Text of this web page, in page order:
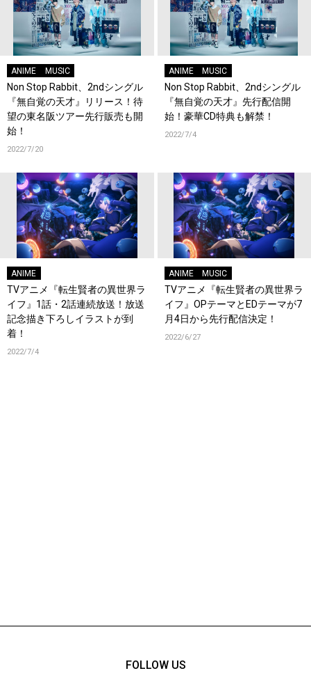
ANIME MUSIC
Non Stop Rabbit、2ndシングル
『無自覚の天才』リリース！待
望の東名阪ツアー先行販売も開
始！
2022/7/20
ANIME MUSIC
Non Stop Rabbit、2ndシングル
『無自覚の天才』先行配信開
始！豪華CD特典も解禁！
2022/7/4
ANIME
TVアニメ『転生賢者の異世界ラ
イフ』1話・2話連続放送！放送
記念描き下ろしイラストが到
着！
2022/7/4
ANIME MUSIC
TVアニメ『転生賢者の異世界ラ
イフ』OPテーマとEDテーマが7
月4日から先行配信決定！
2022/6/27
FOLLOW US